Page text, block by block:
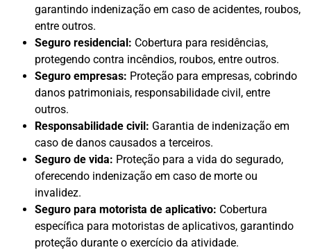
garantindo indenização em caso de acidentes, roubos,
entre outros.
Seguro residencial: Cobertura para residências,
protegendo contra incêndios, roubos, entre outros.
Seguro empresas: Proteção para empresas, cobrindo
danos patrimoniais, responsabilidade civil, entre
outros.
Responsabilidade civil: Garantia de indenização em
caso de danos causados a terceiros.
Seguro de vida: Proteção para a vida do segurado,
oferecendo indenização em caso de morte ou
invalidez.
Seguro para motorista de aplicativo: Cobertura
específica para motoristas de aplicativos, garantindo
proteção durante o exercício da atividade.